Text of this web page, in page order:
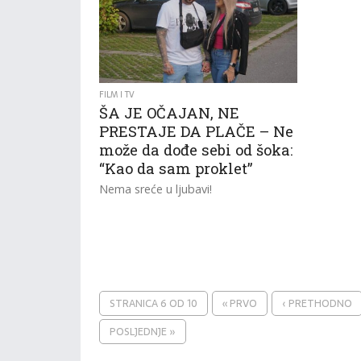
FILM I TV
ŠA JE OČAJAN, NE
PRESTAJE DA PLAČE – Ne
može da dođe sebi od šoka:
“Kao da sam proklet”
Nema sreće u ljubavi!
STRANICA 6 OD 10 « PRVO ‹ PRETHODNO
POSLJEDNJE »